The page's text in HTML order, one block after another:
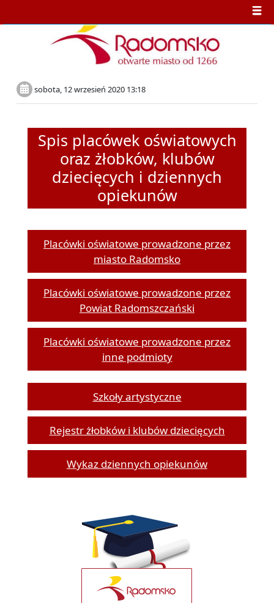
sobota, 12 wrzesień 2020 13:18
Spis placówek oświatowych
oraz żłobków, klubów
dziecięcych i dziennych
opiekunów
Placówki oświatowe prowadzone przez
miasto Radomsko
Placówki oświatowe prowadzone przez
Powiat Radomszczański
Placówki oświatowe prowadzone przez
inne podmioty
Szkoły artystyczne
Rejestr żłobków i klubów dziecięcych
Wykaz dziennych opiekunów